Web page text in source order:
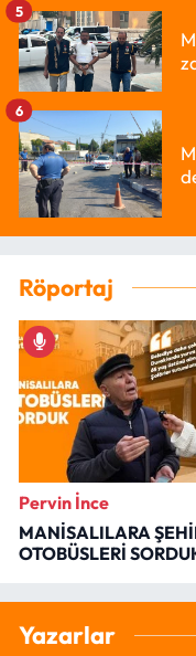
5
6
Röportaj
Pervin İnce
MANİSALILARA
OTOBÜSLERİ
Yazarlar